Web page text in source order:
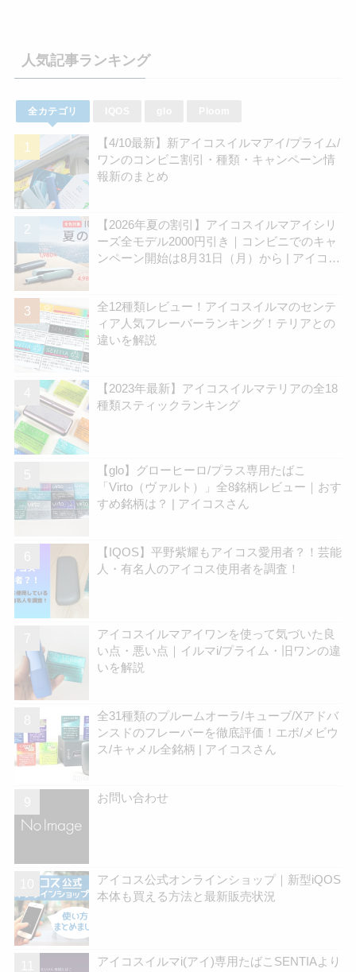
人気記事ランキング
全カテゴリ
【4/10最新】新アイコスイルマアイ/プライム/
ワンのコンビニ割引・種類・キャンペーン情
報新のまとめ
【2026年夏の割引】アイコスイルマアイシリ
ーズ全モデル2000円引き｜コンビニでのキャ
ンペーン開始は8月31日（月）から | アイコス
全12種類レビュー！アイコスイルマのセンテ
ィア人気フレーバーランキング！テリアとの
違いを解説
【2023年最新】アイコスイルマテリアの全18
種類スティックランキング
【glo】グローヒーロ/プラス専用たばこ
「Virto（ヴァルト）」全8銘柄レビュー｜おす
すめ銘柄は？ | アイコスさん
【IQOS】平野紫耀もアイコス愛用者？！芸能
人・有名人のアイコス使用者を調査！
アイコスイルマアイワンを使って気づいた良
い点・悪い点｜イルマi/プライム・旧ワンの違
いを解説
全31種類のプルームオーラ/キューブ/Xアドバ
ンスドのフレーバーを徹底評価！エボ/メビウ
ス/キャメル全銘柄 | アイコスさん
お問い合わせ
アイコス公式オンラインショップ｜新型iQOS
本体も買える方法と最新販売状況
アイコスイルマi(アイ)専用たばこSENTIAより